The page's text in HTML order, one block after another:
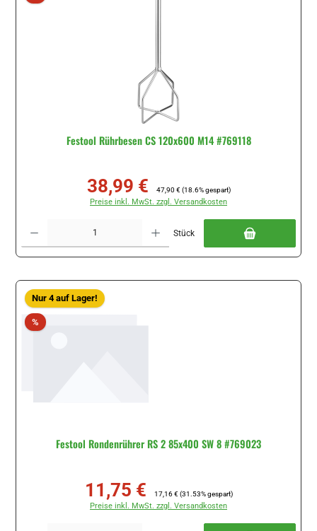
Festool Rührbesen CS 120x600 M14 #769118
Verkaufspreis:
38,99 € 47,90 € (18.6% gespart)
Preise inkl. MwSt. zzgl. Versandkosten
Stück
Nur 4 auf Lager!
%Rabatt
Festool Rondenrührer RS 2 85x400 SW 8 #769023
Verkaufspreis:
11,75 € 17,16 € (31.53% gespart)
Preise inkl. MwSt. zzgl. Versandkosten